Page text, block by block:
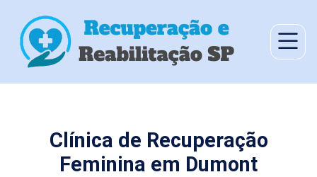
Clínica de Recuperação
Feminina em Dumont